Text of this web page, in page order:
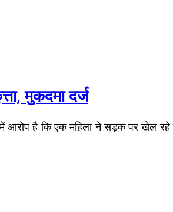
मुकदमा दर्ज
में आरोप है कि एक महिला ने सड़क पर खेल